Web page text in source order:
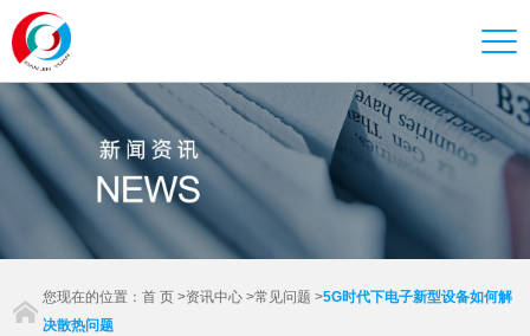
您现在的位置：首 页 >资讯中心 >常见问题 >5G时代下电子新型设备如何解
决散热问题